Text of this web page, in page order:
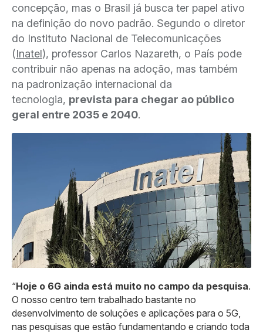
concepção, mas o Brasil já busca ter papel ativo
na definição do novo padrão. Segundo o diretor
do Instituto Nacional de Telecomunicações
(Inatel), professor Carlos Nazareth, o País pode
contribuir não apenas na adoção, mas também
na padronização internacional da
tecnologia, prevista para chegar ao público
geral entre 2035 e 2040.
“Hoje o 6G ainda está muito no campo da pesquisa.
O nosso centro tem trabalhado bastante no
desenvolvimento de soluções e aplicações para o 5G,
nas pesquisas que estão fundamentando e criando toda